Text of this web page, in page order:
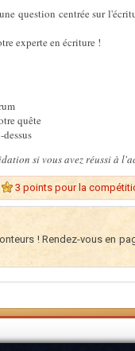
question centrée sur
experte en écriture !
quête
si vous avez réussi à
3 points pour la
! Rendez-vous en